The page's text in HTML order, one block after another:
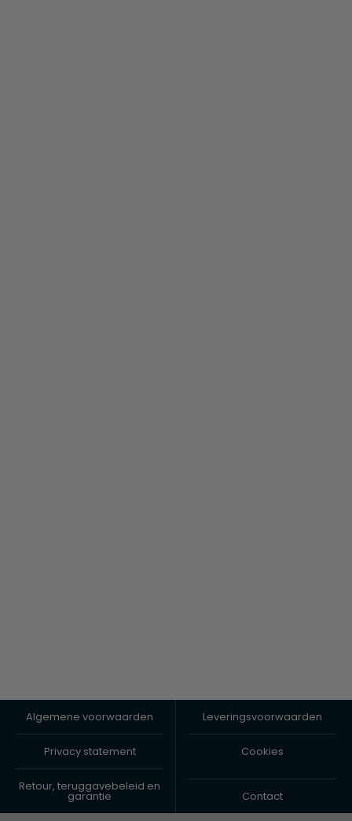
Algemene voorwaarden Leveringsvoorwaarden
Privacy statement Cookies
Retour, teruggavebeleid en
garantie Contact